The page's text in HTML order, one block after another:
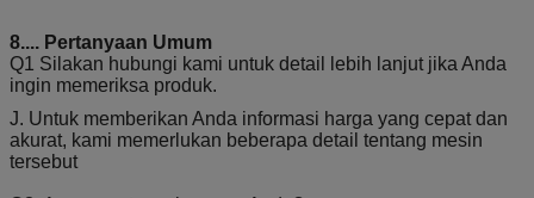
HP-12C-400
205
Kit perbaikan katup
penyeimbang mesin
katup keseimbangan
206
Kit perbaikan katup 2
kecepatan laut
2 Kit Perbaikan Katup
Kecepatan
207
8.... Pertanyaan Umum
Q1 Silakan hubungi kami untuk detail lebih lanjut jika Anda
ingin memeriksa produk.
J. Untuk memberikan Anda informasi harga yang cepat dan
akurat, kami memerlukan beberapa detail tentang mesin
tersebut